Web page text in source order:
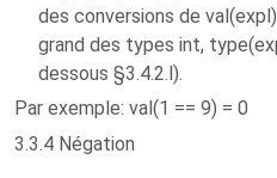
des conversions de
grand des types int,
dessous §3.4.2.l).
Par exemple: val(1 == 9) = 0
3.3.4 Négation